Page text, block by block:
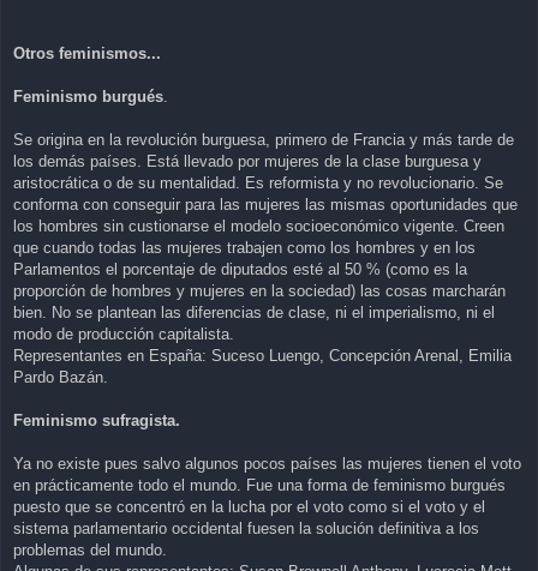
Otros feminismos...
Feminismo burgués.
Se origina en la revolución burguesa, primero de Francia y más tarde de
los demás países. Está llevado por mujeres de la clase burguesa y
aristocrática o de su mentalidad. Es reformista y no revolucionario. Se
conforma con conseguir para las mujeres las mismas oportunidades que
los hombres sin custionarse el modelo socioeconómico vigente. Creen
que cuando todas las mujeres trabajen como los hombres y en los
Parlamentos el porcentaje de diputados esté al 50 % (como es la
proporción de hombres y mujeres en la sociedad) las cosas marcharán
bien. No se plantean las diferencias de clase, ni el imperialismo, ni el
modo de producción capitalista.
Representantes en España: Suceso Luengo, Concepción Arenal, Emilia
Pardo Bazán.
Feminismo sufragista.
Ya no existe pues salvo algunos pocos países las mujeres tienen el voto
en prácticamente todo el mundo. Fue una forma de feminismo burgués
puesto que se concentró en la lucha por el voto como si el voto y el
sistema parlamentario occidental fuesen la solución definitiva a los
problemas del mundo.